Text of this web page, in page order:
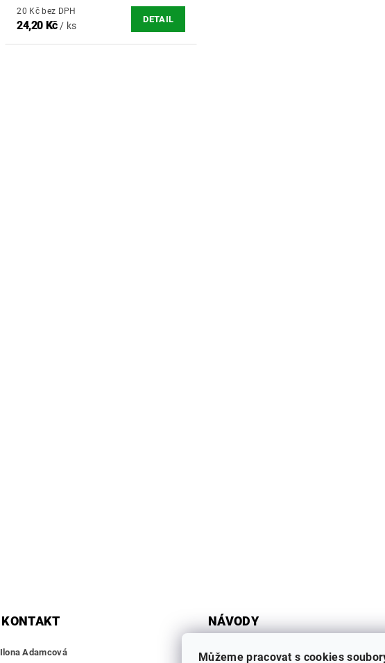
20 Kč bez DPH
24,20 Kč / ks
DETAIL
KONTAKT
Ilona Adamcová
NÁVODY
Můžeme pracovat s cookies